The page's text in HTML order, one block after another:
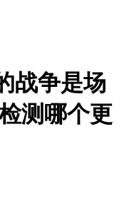
战争是场
测哪个更